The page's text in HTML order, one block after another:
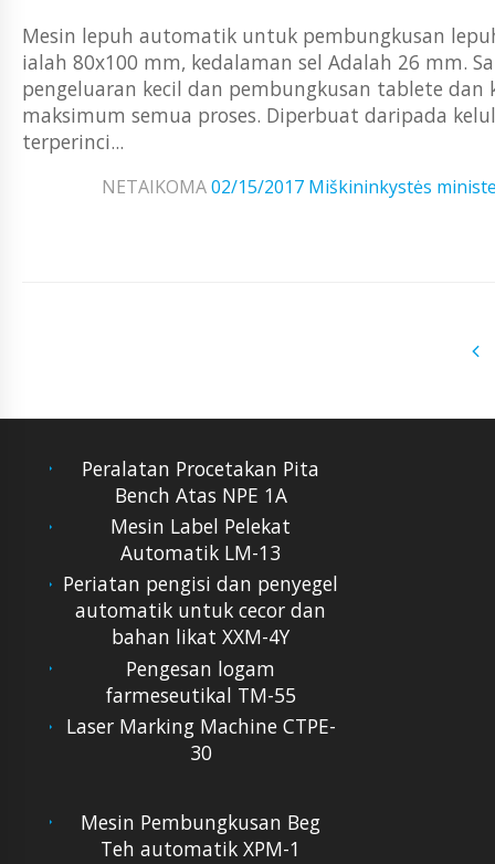
Mesin lepuh automatik untuk pembungkusan
ialah 80x100 mm, kedalaman sel Adalah 26 mm.
pengeluaran kecil dan pembungkusan tablete
maksimum semua proses. Diperbuat daripada
terperinci...
NETAIKOMA02/15/2017 Miškininkystės
Peralatan Procetakan Pita
Bench Atas NPE 1A
Mesin Label Pelekat
Automatik LM-13
Periatan pengisi dan penyegel
automatik untuk cecor dan
bahan likat XXM-4Y
Pengesan logam
farmeseutikal TM-55
Laser Marking Machine CTPE-
30
Mesin Pembungkusan Beg
Teh automatik XPM-1